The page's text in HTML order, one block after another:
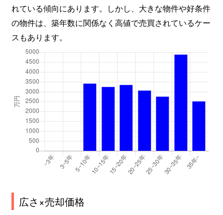
れている傾向にあります。しかし、大きな物件や好条件
の物件は、築年数に関係なく高値で売買されているケー
スもあります。
広さ×売却価格